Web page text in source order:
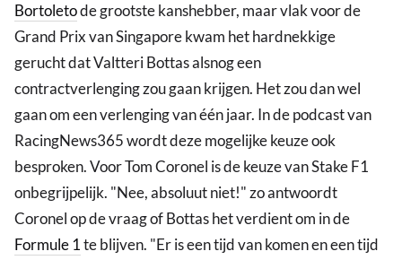
Bortoletode grootste kanshebber, maar vlak voor de
Grand Prix van Singapore kwam het hardnekkige
gerucht dat Valtteri Bottas alsnog een
contractverlenging zou gaan krijgen. Het zou dan wel
gaan om een verlenging van één jaar. In de podcast van
RacingNews365 wordt deze mogelijke keuze ook
besproken. Voor Tom Coronel is de keuze van Stake F1
onbegrijpelijk. "Nee, absoluut niet!" zo antwoordt
Coronel op de vraag of Bottas het verdient om in de
Formule 1te blijven. "Er is een tijd van komen en een tijd